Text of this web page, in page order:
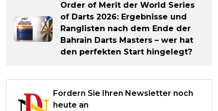
Order of Merit der World Series
of Darts 2026: Ergebnisse und
Ranglisten nach dem Ende der
Bahrain Darts Masters – wer hat
den perfekten Start hingelegt?
Fordern Sie Ihren Newsletter noch
heute an